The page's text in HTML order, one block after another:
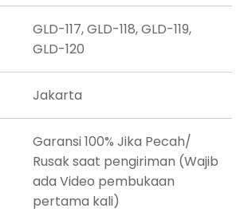
GLD-117, GLD-118, GLD-119,
GLD-120
Jakarta
Garansi 100% Jika Pecah/
Rusak saat pengiriman (Wajib
ada Video pembukaan
pertama kali)